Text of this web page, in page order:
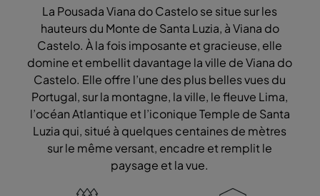
La Pousada Viana do Castelo se situe sur les
hauteurs du Monte de Santa Luzia, à Viana do
Castelo. À la fois imposante et gracieuse, elle
domine et embellit davantage la ville de Viana do
Castelo. Elle offre l’une des plus belles vues du
Portugal, sur la montagne, la ville, le fleuve Lima,
l’océan Atlantique et l’iconique Temple de Santa
Luzia qui, situé à quelques centaines de mètres
sur le même versant, encadre et remplit le
paysage et la vue.